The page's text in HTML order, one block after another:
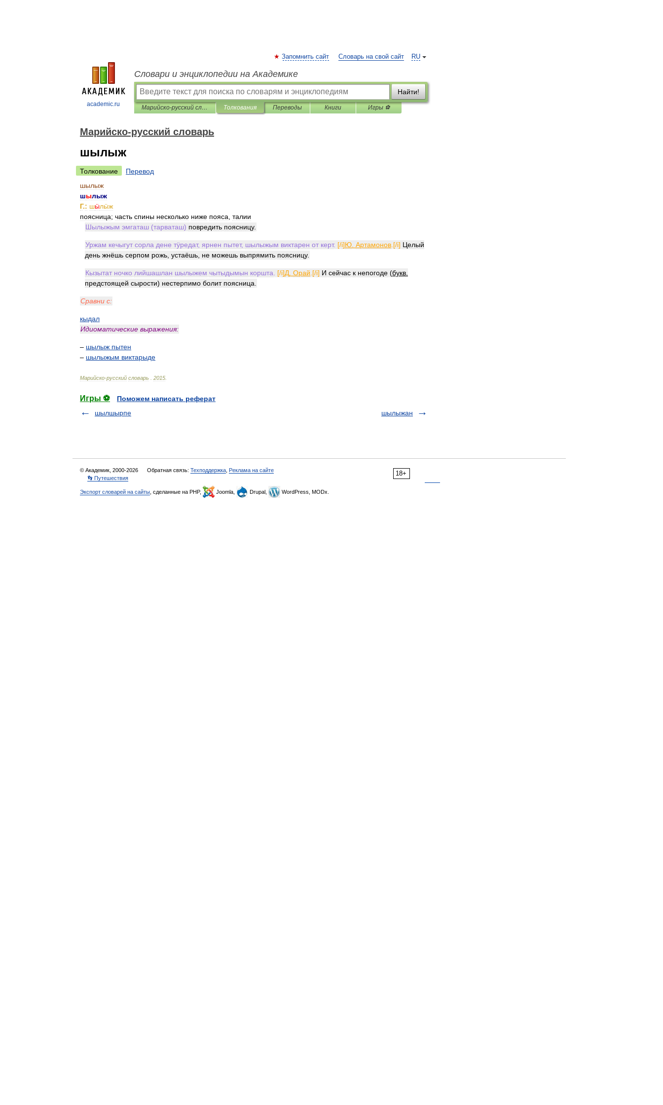
academic.ru
RU
Запомнить сайт Словарь на свой сайт
Словари и энциклопедии на Академике
Найти!
Марийско-русский словарь Толкования Переводы Книги Игры ⚽
Марийско-русский словарь
шылыж
Толкование
Перевод
шылыж
шылыж
Г.: шӹлӹж
поясница; часть спины несколько ниже пояса талии
Шылыжым эмгаташ (тарваташ) повредить поясницу.
Уржам кечыгут сорла дене тӱредат, ярнен пытет, шылыжым виктарен от керт. [/i]Ю Артамонов .[/i] Целый
день жнёшь серпом рожь устаёшь не можешь выпрямить поясницу.
Кызытат ночко лийшашлан шылыжем чытыдымын коршта [/i]Д Орай .[/i] И сейчас к непогоде (букв
предстоящей сырости) нестерпимо болит поясница
Сравни с:
кыдал
Идиоматические выражения:
– шылыж пытен
– шылыжым виктарыде
Марийско-русский словарь 2015
Игры ⚽
Поможем написать реферат
шылшырпе
шылыжан
18+
© Академик, 2000-2026 Обратная связь: Техподдержка Реклама на сайте
👣 Путешествия
Экспорт словарей на сайты , сделанные на PHP, Joomla, Drupal, WordPress, MODx.